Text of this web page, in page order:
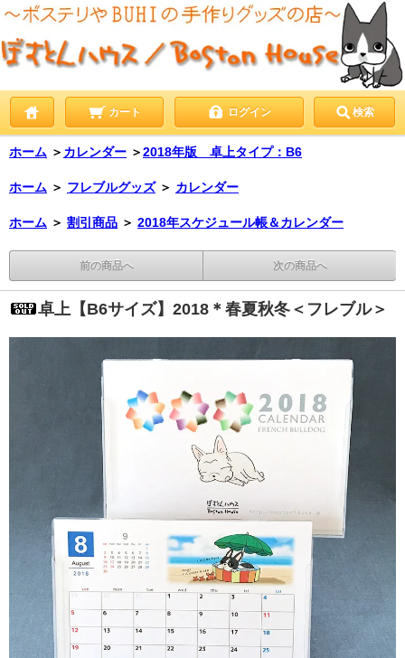
カート ログイン 検索
ホーム ＞ カレンダー ＞2018年版 卓上タイプ：B6
ホーム ＞ フレブルグッズ ＞ カレンダー
ホーム ＞ 割引商品 ＞ 2018年スケジュール帳＆カレンダー
前の商品へ 次の商品へ
卓上【B6サイズ】2018＊春夏秋冬＜フレブル＞